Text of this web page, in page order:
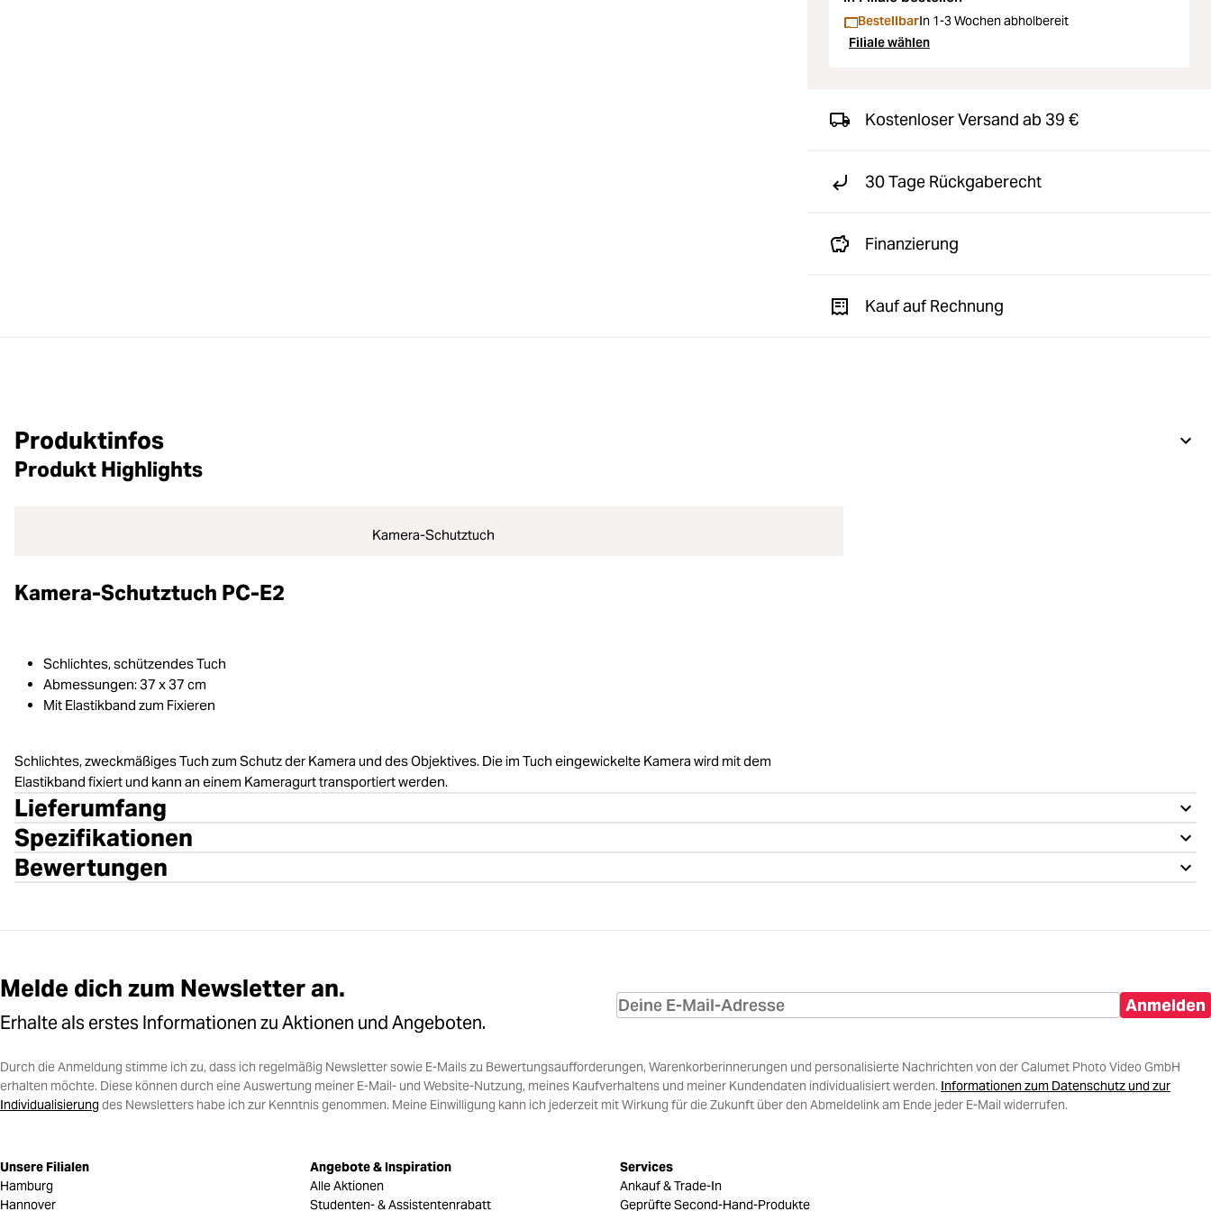
BestellbarIn 1-3 Wochen abholbereit
Filiale wählen
Kostenloser Versand ab 39 €
30 Tage Rückgaberecht
Finanzierung
Kauf auf Rechnung
Produktinfos
Produkt Highlights
Kamera-Schutztuch
Kamera-Schutztuch PC-E2
Schlichtes, schützendes Tuch
Abmessungen: 37 x 37 cm
Mit Elastikband zum Fixieren
Schlichtes, zweckmäßiges Tuch zum Schutz der Kamera und des Objektives. Die im Tuch eingewickelte Kamera wird mit dem
Elastikband fixiert und kann an einem Kameragurt transportiert werden.
Lieferumfang
Spezifikationen
Bewertungen
Melde dich zum Newsletter an.
Erhalte als erstes Informationen zu Aktionen und Angeboten.
Anmelden
Durch die Anmeldung stimme ich zu, dass ich regelmäßig Newsletter sowie E-Mails zu Bewertungsaufforderungen, Warenkorberinnerungen und personalisierte Nachrichten von der Calumet Photo Video GmbH
erhalten möchte. Diese können durch eine Auswertung meiner E-Mail- und Website-Nutzung, meines Kaufverhaltens und meiner Kundendaten individualisiert werden. Informationen zum Datenschutz und zur
Individualisierungdes Newsletters habe ich zur Kenntnis genommen. Meine Einwilligung kann ich jederzeit mit Wirkung für die Zukunft über den Abmeldelink am Ende jeder E-Mail widerrufen.
Unsere Filialen
Hamburg
Hannover
Angebote & Inspiration
Alle Aktionen
Studenten- & Assistentenrabatt
Services
Ankauf & Trade-In
Geprüfte Second-Hand-Produkte